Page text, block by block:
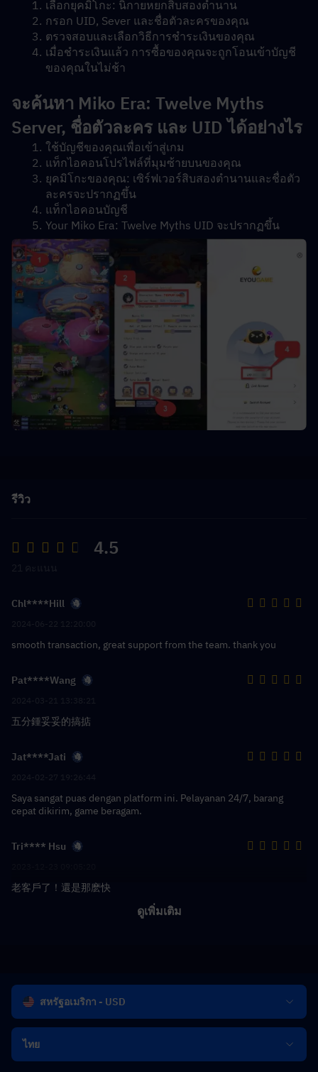
เลือกยุคมิโกะ: นิกายหยกสิบสองตำนาน
กรอก UID, Sever และชื่อตัวละครของคุณ
ตรวจสอบและเลือกวิธีการชำระเงินของคุณ
เมื่อชำระเงินแล้ว การซื้อของคุณจะถูกโอนเข้าบัญชี
ของคุณในไม่ช้า
จะค้นหา Miko Era: Twelve Myths
Server, ชื่อตัวละคร และ UID ได้อย่างไร
ใช้บัญชีของคุณเพื่อเข้าสู่เกม
แท็กไอคอนโปรไฟล์ที่มุมซ้ายบนของคุณ
ยุคมิโกะของคุณ: เซิร์ฟเวอร์สิบสองตำนานและชื่อตัว
ละครจะปรากฏขึ้น
แท็กไอคอนบัญชี
Your Miko Era: Twelve Myths UID จะปรากฏขึ้น
รีวิว
4.5
Chl****Hill
smooth transaction, great support from the team. thank you
Pat****Wang
五分鍾妥妥的搞掂
Jat****Jati
Saya sangat puas dengan platform ini. Pelayanan 24/7, barang
cepat dikirim, game beragam.
Tri**** Hsu
老客戶了！還是那麽快
ดูเพิ่มเติม
สหรัฐอเมริกา - USD
ไทย